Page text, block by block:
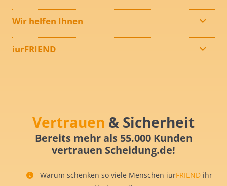
Wir helfen Ihnen
iurFRIEND
Vertrauen & Sicherheit
Bereits mehr als 55.000 Kunden
vertrauen Scheidung.de!
Warum schenken so viele Menschen iurFRIEND ihr